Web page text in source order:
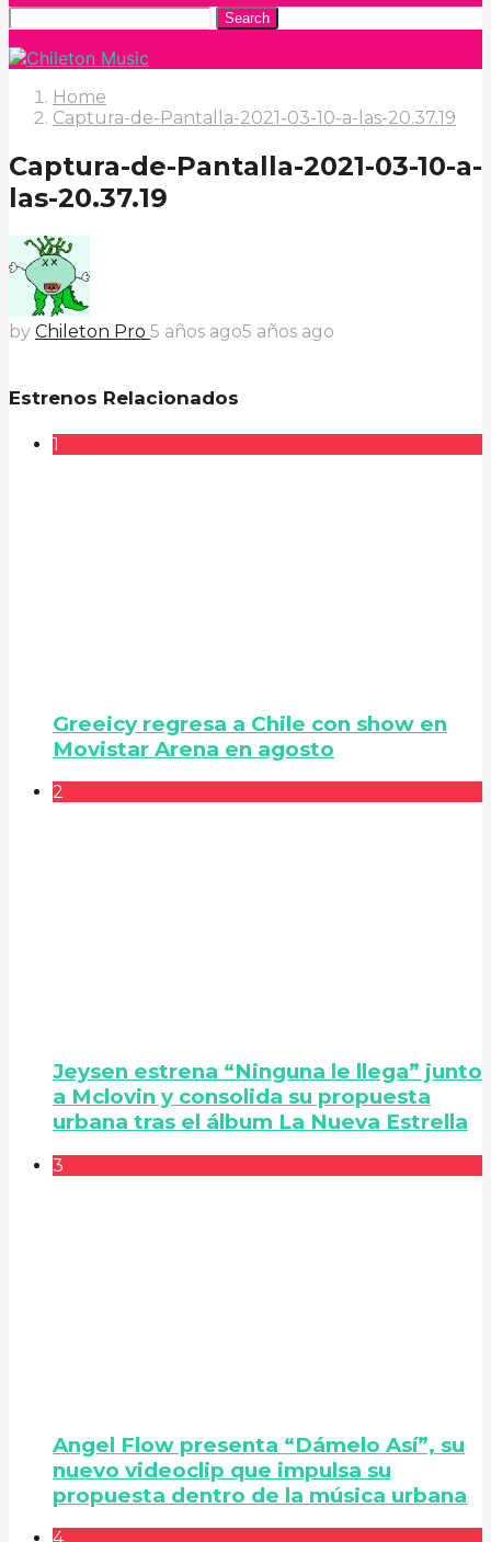
Search
Home
Captura-de-Pantalla-2021-03-10-a-las-20.37.19
Captura-de-Pantalla-2021-03-10-a-
las-20.37.19
by Chileton Pro 5 años ago5 años ago
Estrenos Relacionados
1
Greeicy regresa a Chile con show en
Movistar Arena en agosto
2
Jeysen estrena “Ninguna le llega” junto
a Mclovin y consolida su propuesta
urbana tras el álbum La Nueva Estrella
3
Angel Flow presenta “Dámelo Así”, su
nuevo videoclip que impulsa su
propuesta dentro de la música urbana